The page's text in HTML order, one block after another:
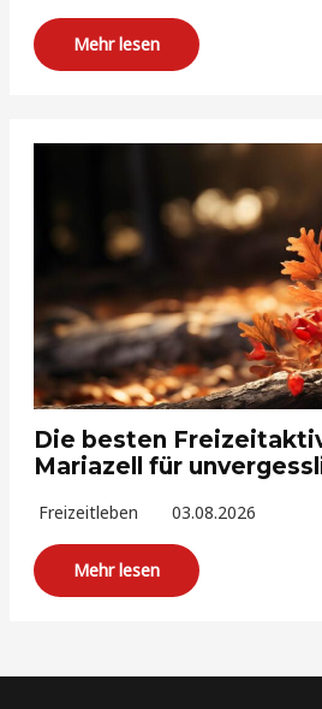
Mehr lesen
Die besten
Mariazell für
Freizeitleben 03.08.2026
Mehr lesen